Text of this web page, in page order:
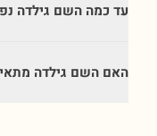
עד כמה השם גילדה
האם השם גילדה